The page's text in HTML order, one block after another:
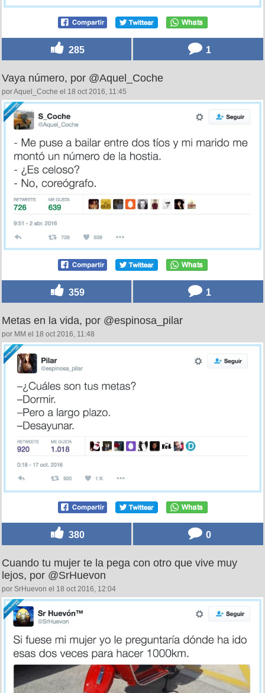
285 1
Vaya número, por @Aquel_Coche
por Aquel_Coche el 18 oct 2016, 11:45
359 1
Metas en la vida, por @espinosa_pilar
por MM el 18 oct 2016, 11:48
380 0
Cuando tu mujer te la pega con otro que vive muy
lejos, por @SrHuevon
por SrHuevon el 18 oct 2016, 12:04